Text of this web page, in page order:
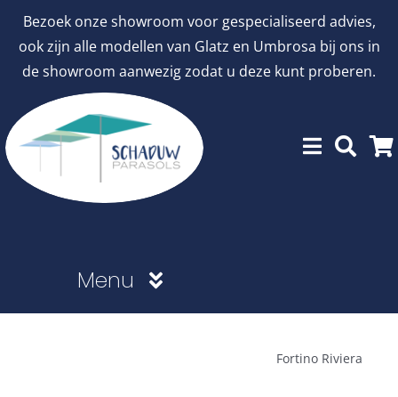
Bezoek onze showroom voor gespecialiseerd advies,
ook zijn alle modellen van Glatz en Umbrosa bij ons in
de showroom aanwezig zodat u deze kunt proberen.
inhoud
Menu
Fortino Riviera